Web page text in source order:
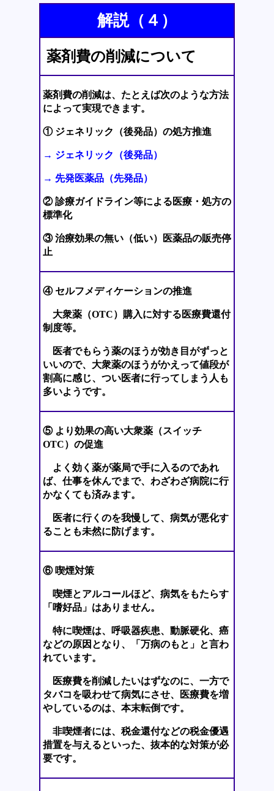
解説（４）
薬剤費の削減について
薬剤費の削減は、たとえば次のような方法
によって実現できます。
① ジェネリック（後発品）の処方推進
→ ジェネリック（後発品）
→ 先発医薬品（先発品）
② 診療ガイドライン等による医療・処方の
標準化
③ 治療効果の無い（低い）医薬品の販売停
止
④ セルフメディケーションの推進
大衆薬（OTC）購入に対する医療費還付
制度等。
医者でもらう薬のほうが効き目がずっと
いいので、大衆薬のほうがかえって値段が
割高に感じ、つい医者に行ってしまう人も
多いようです。
⑤ より効果の高い大衆薬（スイッチ
OTC）の促進
よく効く薬が薬局で手に入るのであれ
ば、仕事を休んでまで、わざわざ病院に行
かなくても済みます。
医者に行くのを我慢して、病気が悪化す
ることも未然に防げます。
⑥ 喫煙対策
喫煙とアルコールほど、病気をもたらす
「嗜好品」はありません。
特に喫煙は、呼吸器疾患、動脈硬化、癌
などの原因となり、「万病のもと」と言わ
れています。
医療費を削減したいはずなのに、一方で
タバコを吸わせて病気にさせ、医療費を増
やしているのは、本末転倒です。
非喫煙者には、税金還付などの税金優遇
措置を与えるといった、抜本的な対策が必
要です。